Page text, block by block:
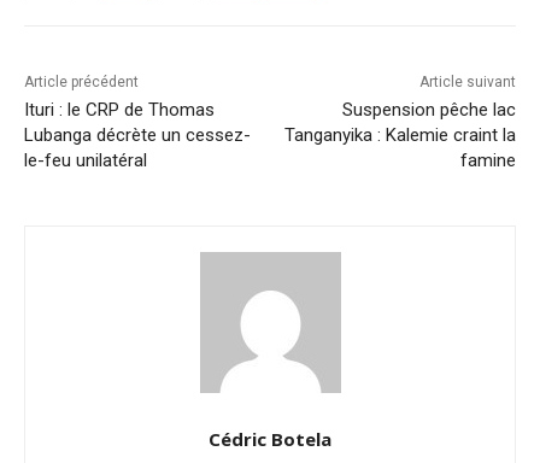
Article précédent
Ituri : le CRP de Thomas
Lubanga décrète un cessez-
le-feu unilatéral
Article suivant
Suspension pêche lac
Tanganyika : Kalemie craint la
famine
Cédric Botela